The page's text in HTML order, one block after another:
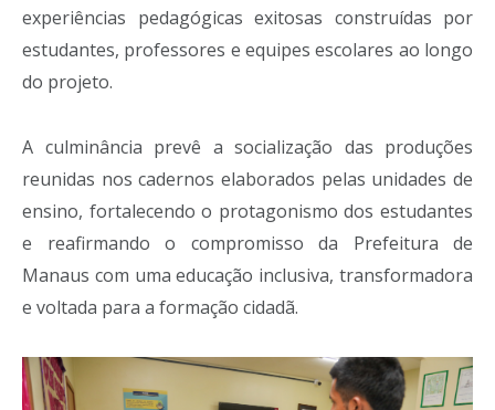
experiências pedagógicas exitosas construídas por
estudantes, professores e equipes escolares ao longo
do projeto.
A culminância prevê a socialização das produções
reunidas nos cadernos elaborados pelas unidades de
ensino, fortalecendo o protagonismo dos estudantes
e reafirmando o compromisso da Prefeitura de
Manaus com uma educação inclusiva, transformadora
e voltada para a formação cidadã.